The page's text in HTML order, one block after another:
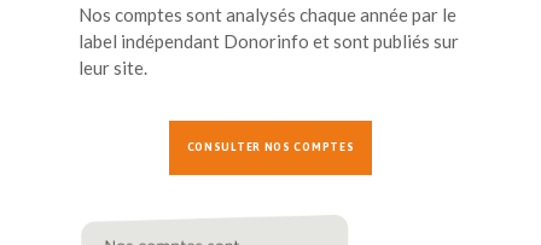
Nos comptes sont analysés chaque année par le
label indépendant Donorinfo et sont publiés sur
leur site.
CONSULTER NOS COMPTES